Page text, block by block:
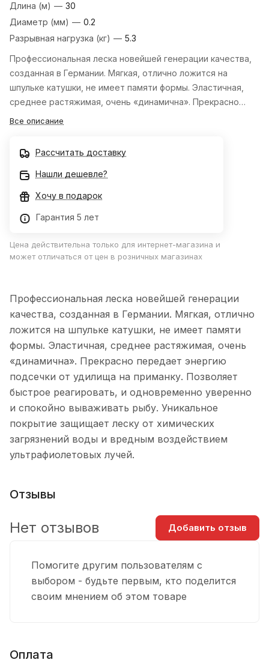
Длина (м) — 30
Диаметр (мм) — 0.2
Разрывная нагрузка (кг) — 5.3
Профессиональная леска новейшей генерации качества,
созданная в Германии. Мягкая, отлично ложится на
шпульке катушки, не имеет памяти формы. Эластичная,
среднее растяжимая, очень «динамична». Прекрасно
передает энергию подсечки от удилища на приманку.
покрытие защищает леску от химических загрязнений
воды и вредным воздействием ультрафиолетовых лучей.
Все описание
Рассчитать доставку
Нашли дешевле?
Хочу в подарок
Гарантия 5 лет
Цена действительна только для интернет-магазина и
может отличаться от цен в розничных магазинах
Профессиональная леска новейшей генерации
качества, созданная в Германии. Мягкая, отлично
ложится на шпульке катушки, не имеет памяти
формы. Эластичная, среднее растяжимая, очень
«динамична». Прекрасно передает энергию
подсечки от удилища на приманку. Позволяет
быстрое реагировать, и одновременно уверенно
и спокойно вываживать рыбу. Уникальное
покрытие защищает леску от химических
загрязнений воды и вредным воздействием
ультрафиолетовых лучей.
Отзывы
Помогите другим пользователям с
выбором - будьте первым, кто поделится
своим мнением об этом товаре
Нет отзывов Добавить отзыв
Оплата